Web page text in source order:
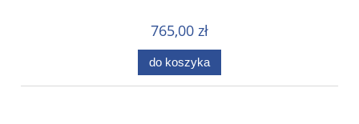
765,00 zł
do koszyka